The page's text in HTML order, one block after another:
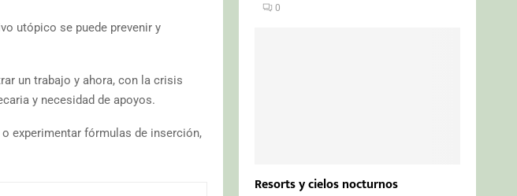
utópico se puede prevenir y
un trabajo y ahora, con la crisis
y necesidad de apoyos.
experimentar fórmulas de inserción,
0
Resorts y cielos nocturnos